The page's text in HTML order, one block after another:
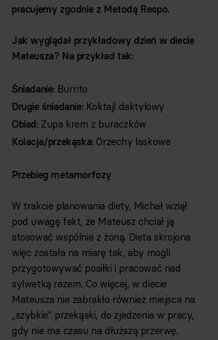
pracujemy zgodnie z Metodą Respo.
Jak wyglądał przykładowy dzień w diecie
Mateusza? Na przykład tak:
Śniadanie: Burrito
Drugie śniadanie: Koktajl daktylowy
Obiad: Zupa krem z buraczków
Kolacja/przekąska: Orzechy laskowe
Przebieg metamorfozy
W trakcie planowania diety, Michał wziął
pod uwagę fakt, że Mateusz chciał ją
stosować wspólnie z żoną. Dieta skrojona
więc została na miarę tak, aby mogli
przygotowywać posiłki i pracować nad
sylwetką razem. Co więcej, w diecie
Mateusza nie zabrakło również miejsca na
„szybkie” przekąski, do zjedzenia w pracy,
gdy nie ma czasu na dłuższą przerwę.